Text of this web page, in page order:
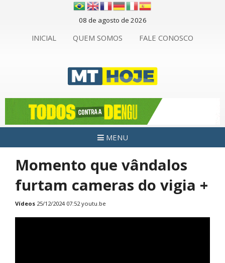
08 de agosto de 2026
INICIAL QUEM SOMOS FALE CONOSCO
MENU
Momento que vândalos
furtam cameras do vigia +
Vídeos 25/12/2024 07:52 youtu.be